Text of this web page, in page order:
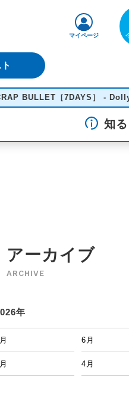
マイページ
［7DAYS］ - Dolly
知る
アーカイブ
ARCHIVE
年
6月
4月